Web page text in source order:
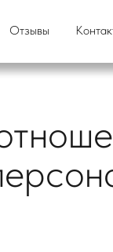
Отзывы
Отзывы